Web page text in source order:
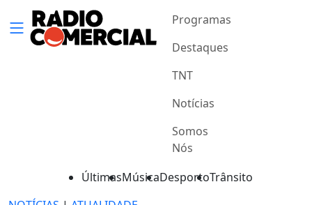
Programas
Destaques
TNT
Notícias
Somos
Nós
ÚltimasMúsicaDesportoTrânsito